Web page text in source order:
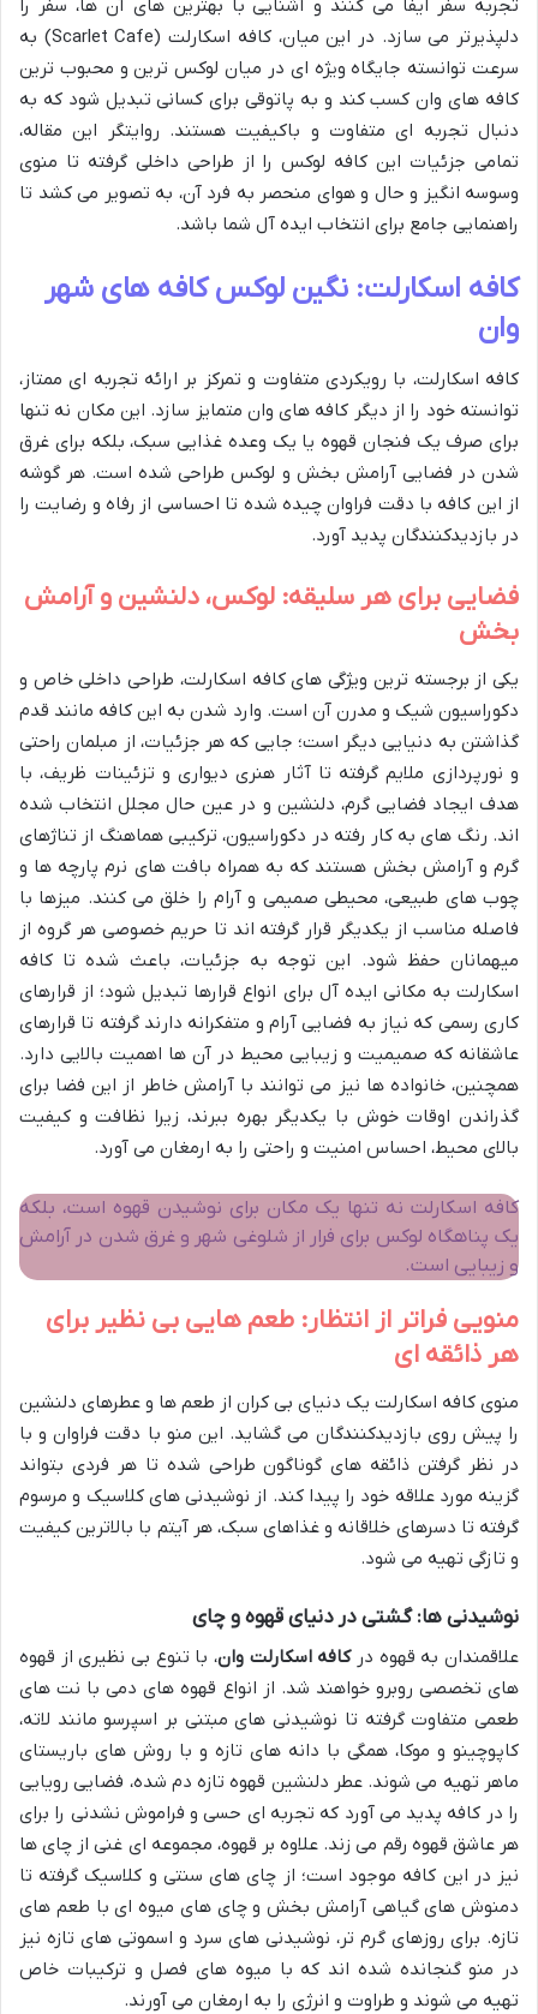
تجربه سفر ایفا می کنند و آشنایی با بهترین های آن ها، سفر را
دلپذیرتر می سازد. در این میان، کافه اسکارلت (Scarlet Cafe) به
سرعت توانسته جایگاه ویژه ای در میان لوکس ترین و محبوب ترین
کافه های وان کسب کند و به پاتوقی برای کسانی تبدیل شود که به
دنبال تجربه ای متفاوت و باکیفیت هستند. روایتگر این مقاله،
تمامی جزئیات این کافه لوکس را از طراحی داخلی گرفته تا منوی
وسوسه انگیز و حال و هوای منحصر به فرد آن، به تصویر می کشد تا
راهنمایی جامع برای انتخاب ایده آل شما باشد.
کافه اسکارلت: نگین لوکس کافه های شهر
وان
کافه اسکارلت، با رویکردی متفاوت و تمرکز بر ارائه تجربه ای ممتاز،
توانسته خود را از دیگر کافه های وان متمایز سازد. این مکان نه تنها
برای صرف یک فنجان قهوه یا یک وعده غذایی سبک، بلکه برای غرق
شدن در فضایی آرامش بخش و لوکس طراحی شده است. هر گوشه
از این کافه با دقت فراوان چیده شده تا احساسی از رفاه و رضایت را
در بازدیدکنندگان پدید آورد.
فضایی برای هر سلیقه: لوکس، دلنشین و آرامش
بخش
یکی از برجسته ترین ویژگی های کافه اسکارلت، طراحی داخلی خاص و
دکوراسیون شیک و مدرن آن است. وارد شدن به این کافه مانند قدم
گذاشتن به دنیایی دیگر است؛ جایی که هر جزئیات، از مبلمان راحتی
و نورپردازی ملایم گرفته تا آثار هنری دیواری و تزئینات ظریف، با
هدف ایجاد فضایی گرم، دلنشین و در عین حال مجلل انتخاب شده
اند. رنگ های به کار رفته در دکوراسیون، ترکیبی هماهنگ از تناژهای
گرم و آرامش بخش هستند که به همراه بافت های نرم پارچه ها و
چوب های طبیعی، محیطی صمیمی و آرام را خلق می کنند. میزها با
فاصله مناسب از یکدیگر قرار گرفته اند تا حریم خصوصی هر گروه از
میهمانان حفظ شود. این توجه به جزئیات، باعث شده تا کافه
اسکارلت به مکانی ایده آل برای انواع قرارها تبدیل شود؛ از قرارهای
کاری رسمی که نیاز به فضایی آرام و متفکرانه دارند گرفته تا قرارهای
عاشقانه که صمیمیت و زیبایی محیط در آن ها اهمیت بالایی دارد.
همچنین، خانواده ها نیز می توانند با آرامش خاطر از این فضا برای
گذراندن اوقات خوش با یکدیگر بهره ببرند، زیرا نظافت و کیفیت
بالای محیط، احساس امنیت و راحتی را به ارمغان می آورد.
کافه اسکارلت نه تنها یک مکان برای نوشیدن قهوه است، بلکه
یک پناهگاه لوکس برای فرار از شلوغی شهر و غرق شدن در آرامش
و زیبایی است.
منویی فراتر از انتظار: طعم هایی بی نظیر برای
هر ذائقه ای
منوی کافه اسکارلت یک دنیای بی کران از طعم ها و عطرهای دلنشین
را پیش روی بازدیدکنندگان می گشاید. این منو با دقت فراوان و با
در نظر گرفتن ذائقه های گوناگون طراحی شده تا هر فردی بتواند
گزینه مورد علاقه خود را پیدا کند. از نوشیدنی های کلاسیک و مرسوم
گرفته تا دسرهای خلاقانه و غذاهای سبک، هر آیتم با بالاترین کیفیت
و تازگی تهیه می شود.
نوشیدنی ها: گشتی در دنیای قهوه و چای
علاقمندان به قهوه درکافه اسکارلت وان، با تنوع بی نظیری از قهوه
های تخصصی روبرو خواهند شد. از انواع قهوه های دمی با نت های
طعمی متفاوت گرفته تا نوشیدنی های مبتنی بر اسپرسو مانند لاته،
کاپوچینو و موکا، همگی با دانه های تازه و با روش های باریستای
ماهر تهیه می شوند. عطر دلنشین قهوه تازه دم شده، فضایی رویایی
را در کافه پدید می آورد که تجربه ای حسی و فراموش نشدنی را برای
هر عاشق قهوه رقم می زند. علاوه بر قهوه، مجموعه ای غنی از چای ها
نیز در این کافه موجود است؛ از چای های سنتی و کلاسیک گرفته تا
دمنوش های گیاهی آرامش بخش و چای های میوه ای با طعم های
تازه. برای روزهای گرم تر، نوشیدنی های سرد و اسموتی های تازه نیز
در منو گنجانده شده اند که با میوه های فصل و ترکیبات خاص
تهیه می شوند و طراوت و انرژی را به ارمغان می آورند.